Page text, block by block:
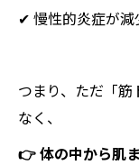
✔ 慢性的炎症が減
つまり、ただ「
なく、
👉 体の中から肌